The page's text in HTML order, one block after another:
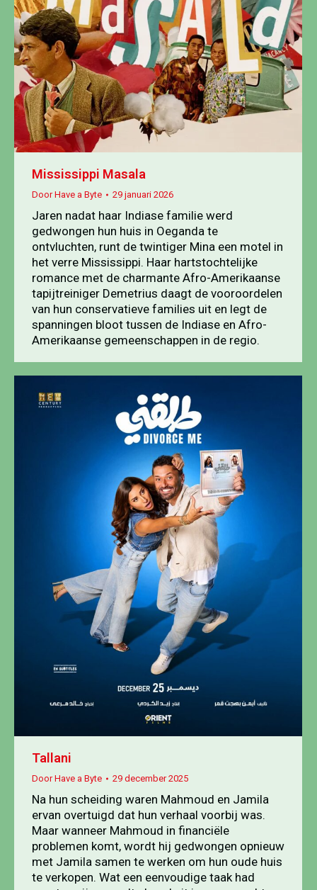
Mississippi Masala
DoorHave a Byte 29 januari 2026
Jaren nadat haar Indiase familie werd
gedwongen hun huis in Oeganda te
ontvluchten, runt de twintiger Mina een motel in
het verre Mississippi. Haar hartstochtelijke
romance met de charmante Afro-Amerikaanse
tapijtreiniger Demetrius daagt de vooroordelen
van hun conservatieve families uit en legt de
spanningen bloot tussen de Indiase en Afro-
Amerikaanse gemeenschappen in de regio.
Tallani
DoorHave a Byte 29 december 2025
Na hun scheiding waren Mahmoud en Jamila
ervan overtuigd dat hun verhaal voorbij was.
Maar wanneer Mahmoud in financiële
problemen komt, wordt hij gedwongen opnieuw
met Jamila samen te werken om hun oude huis
te verkopen. Wat een eenvoudige taak had